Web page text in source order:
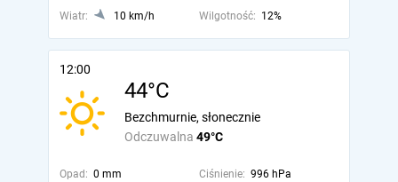
Wiatr:
10 km/h Wilgotność: 12%
12:00
44°C
Odczuwalna 49°C
Bezchmurnie, słonecznie
Opad: 0 mm Ciśnienie: 996 hPa